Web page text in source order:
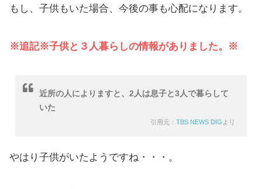
もし、子供もいた場合、今後の事も心配になります。
※追記※子供と３人暮らしの情報がありました。※
近所の人によりますと、2人は息子と3人で暮らして
いた
引用元： TBS NEWS DIG より
やはり子供がいたようですね・・・。